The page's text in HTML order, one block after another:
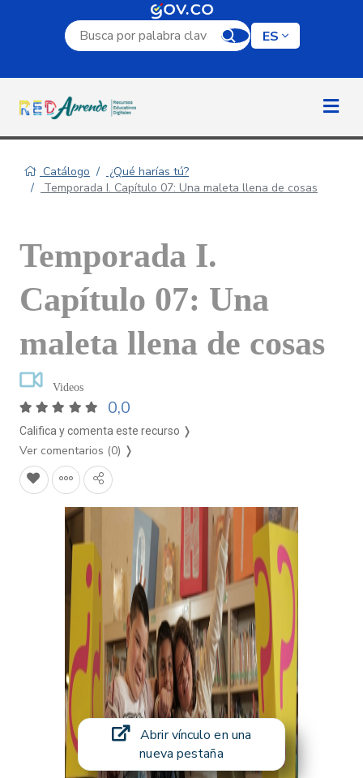
Campo de búsqueda por palabra clave
ES
Catálogo
¿Qué harías tú?
Temporada I. Capítulo 07: Una maleta llena de cosas
Temporada I.
Capítulo 07: Una
maleta llena de cosas
Videos
0,0
Califica y comenta este recurso ❭
Ver comentarios (0) ❭
Abrir vínculo en una
nueva pestaña